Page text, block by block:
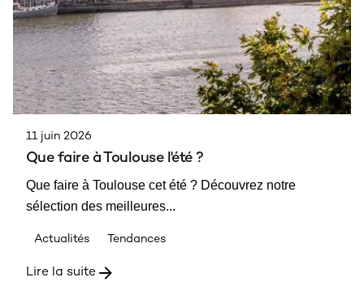
11 juin 2026
Que faire à Toulouse l'été ?
Que faire à Toulouse cet été ? Découvrez notre
sélection des meilleures...
Actualités Tendances
Lire la suite